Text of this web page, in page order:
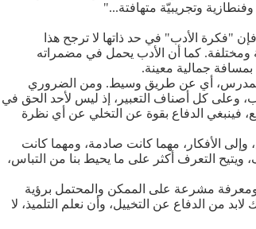
وتجريبيّة متهافتة..."
"فكرة الأدب" في حد ذاتها لا ترجح هذا
ومختلفة. كما أن الأدب يحمل في مضمراته
جمالية معينة.
المدرس، أي عن طريق وسيط. ومن الضروري
وعلى كل أصناف التعبير، إذ ليس لأحد الحق في
فينبغي الدفاع بقوة عن التخلي عن أي نظرة
الأفكار، مهما كانت صادمة، ومهما كانت
ويتيح التعرف أكثر على ما يحيط بنا من التباس،
ومعرفة مشرعة على الممكن والمحتمل برؤية
من الدفاع عن التخييل، وأن نعلم التلميذ، لا